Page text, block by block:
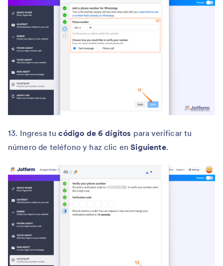
13. Ingresa tucódigo de 6 dígitos para verificar tu
número de teléfono y haz clic enSiguiente.